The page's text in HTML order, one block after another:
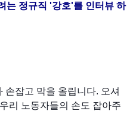
는 정규직 '강호'를 인터뷰 하
손잡고 막을 올립니다. 오셔
리 노동자들의 손도 잡아주